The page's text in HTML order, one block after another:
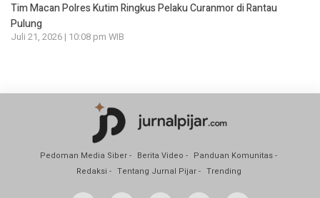
Tim Macan Polres Kutim Ringkus Pelaku Curanmor di Rantau
Pulung
Juli 21, 2026 | 10:08 pm WIB
Pedoman Media Siber Berita Video
Panduan Komunitas
Redaksi
Tentang Jurnal Pijar Trending